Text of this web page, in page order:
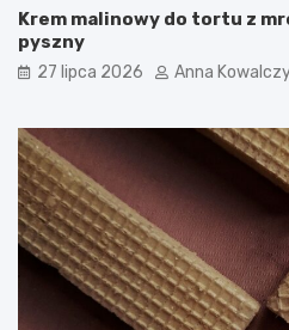
Krem malinowy do tortu z
pyszny
27 lipca 2026 Anna